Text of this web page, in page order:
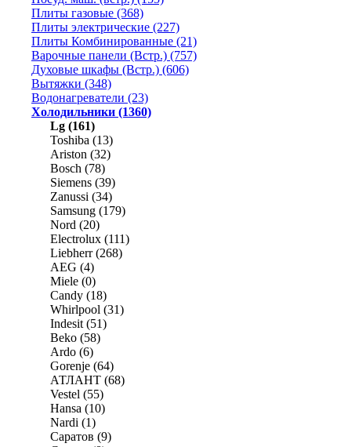
Плиты газовые (368)
Плиты электрические (227)
Плиты Комбинированные (21)
Варочные панели (Встр.) (757)
Духовые шкафы (Встр.) (606)
Вытяжки (348)
Водонагреватели (23)
Холодильники (1360)
Lg (161)
Toshiba (13)
Ariston (32)
Bosch (78)
Siemens (39)
Zanussi (34)
Samsung (179)
Nord (20)
Electrolux (111)
Liebherr (268)
AEG (4)
Miele (0)
Candy (18)
Whirlpool (31)
Indesit (51)
Beko (58)
Ardo (6)
Gorenje (64)
АТЛАНТ (68)
Vestel (55)
Hansa (10)
Nardi (1)
Саратов (9)